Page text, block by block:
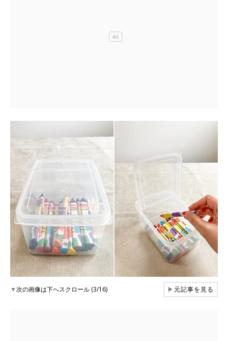
▼次の画像は下へスクロール (3/16) ▶元記事を見る